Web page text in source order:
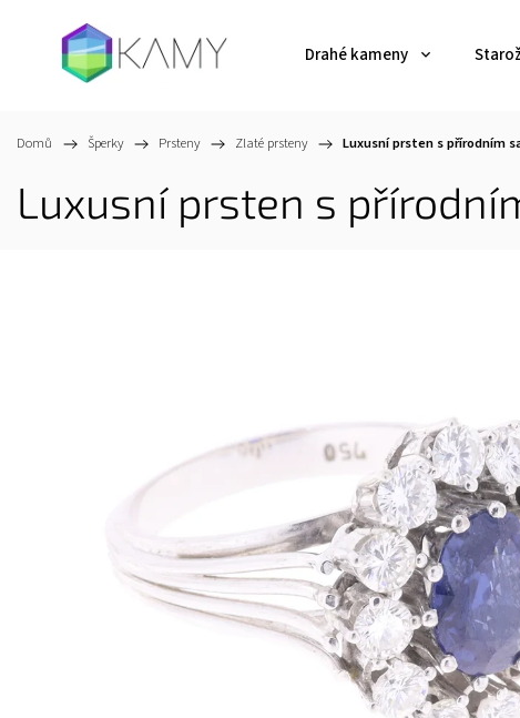
Drahé kameny
Domů / Šperky / Prsteny / Zlaté prsteny / Luxusní prsten s přírodním
Luxusní prsten s